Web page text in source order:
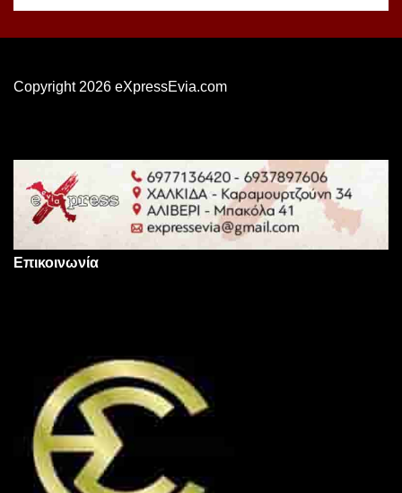
Copyright 2026 eXpressEvia.com
Επικοινωνία